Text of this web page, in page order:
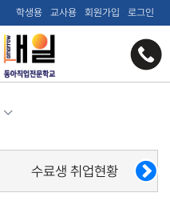
학생용 교사용 회원가입 로그인
수료생 취업현황